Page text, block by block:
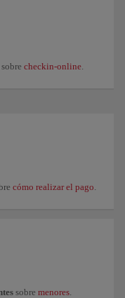
checkin-online.
cómo realizar el pago
sobre menores.